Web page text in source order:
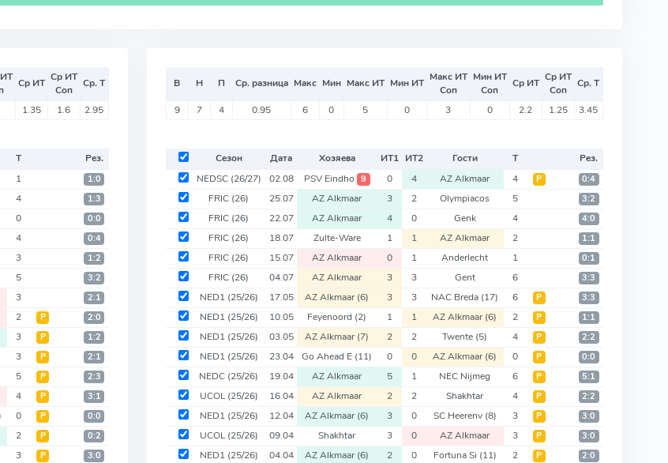
Ср ИТ Ср ИТ
Соп
Ср. Т
1.35 1.6 2.95
Т
Рез.
1 1:0
4 1:3
0 0:0
4 0:4
3 1:2
5 3:2
3 2:1
2 Р 2:0
3 Р 1:2
3 Р 2:1
5 Р 2:3
4 Р 3:1
0 Р 0:0
2 Р 0:2
3 Р 3:0
В Н П Ср. разница Макс Мин Макс ИТ Мин ИТ Макс ИТ
Соп
Мин ИТ
Соп
Ср ИТ Ср ИТ
Соп
Ср. Т
9 7 4 0.95 6 0 5 0 3 0 2.2 1.25 3.45
Сезон Дата Хозяева ИТ1 ИТ2 Гости Т
Рез.
NEDSC (26/27) 02.08 PSV Eindho 9 0 4 AZ Alkmaar 4 Р 0:4
FRIC (26) 25.07 AZ Alkmaar 3 2 Olympiacos 5 3:2
FRIC (26) 22.07 AZ Alkmaar 4 0 Genk 4 4:0
FRIC (26) 18.07 Zulte-Ware 1 1 AZ Alkmaar 2 1:1
FRIC (26) 15.07 AZ Alkmaar 0 1 Anderlecht 1 0:1
FRIC (26) 04.07 AZ Alkmaar 3 3 Gent 6 3:3
NED1 (25/26) 17.05 AZ Alkmaar(6) 3 3 NAC Breda (17) 6 Р 3:3
NED1 (25/26) 10.05 Feyenoord (2) 1 1 AZ Alkmaar(6) 2 Р 1:1
NED1 (25/26) 03.05 AZ Alkmaar(7) 2 2 Twente (5) 4 Р 2:2
NED1 (25/26) 23.04 Go Ahead E (11) 0 0 AZ Alkmaar(6) 0 Р 0:0
NEDC (25/26) 19.04 AZ Alkmaar 5 1 NEC Nijmeg 6 Р 5:1
UCOL(25/26) 16.04 AZ Alkmaar 2 2 Shakhtar 4 Р 2:2
NED1 (25/26) 12.04 AZ Alkmaar(6) 3 0 SC Heerenv (8) 3 Р 3:0
UCOL(25/26) 09.04 Shakhtar 3 0 AZ Alkmaar 3 Р 3:0
NED1 (25/26) 04.04 AZ Alkmaar(6) 2 0 Fortuna Si (11) 2 Р 2:0